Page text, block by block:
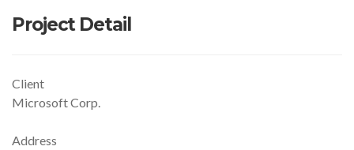
Project Detail
Client
Microsoft Corp.
Address